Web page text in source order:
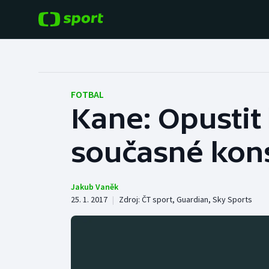
Hokej
Tenis
Cyklistika
Baseball a softbal
Basketbal
Boby a skeleton
FOTBAL
Kane:
současné
Jakub Vaněk
25. 1. 2017 | Zdroj: ČT sport, Guardian, Sky Sports